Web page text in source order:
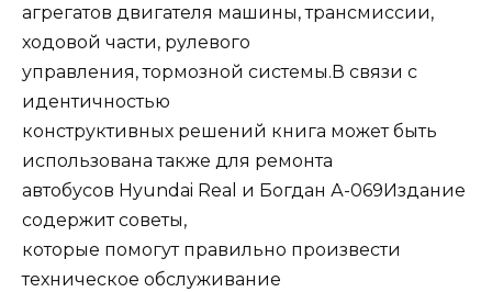
агрегатов двигателя машины, трансмиссии,
ходовой части, рулевого
управления, тормозной системы.В связи с
идентичностью
конструктивных решений книга может быть
использована также для ремонта
автобусов Hyundai Real и Богдан А-069Издание
содержит советы,
которые помогут правильно произвести
техническое обслуживание